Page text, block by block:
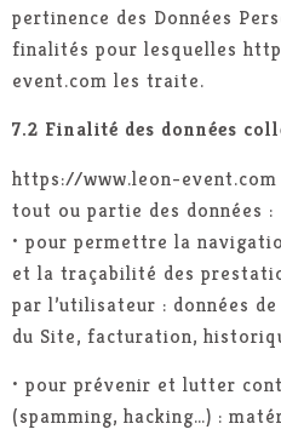
pertinence des Données
finalités pour lesquelles
event.com les traite.
7.2 Finalité des données
https://www.leon-
tout ou partie des données :
• pour permettre la
et la traçabilité des
par l’utilisateur : données
du Site, facturation,
• pour prévenir et lutter
(spamming, hacking…) :